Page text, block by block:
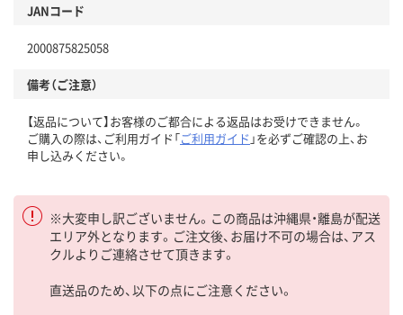
JANコード
2000875825058
備考（ご注意）
【返品について】お客様のご都合による返品はお受けできません。
ご購入の際は、ご利用ガイド「ご利用ガイド 」を必ずご確認の上、お
申し込みください。
※大変申し訳ございません。この商品は沖縄県・離島が配送
エリア外となります。ご注文後、お届け不可の場合は、アス
クルよりご連絡させて頂きます。
直送品のため、以下の点にご注意ください。